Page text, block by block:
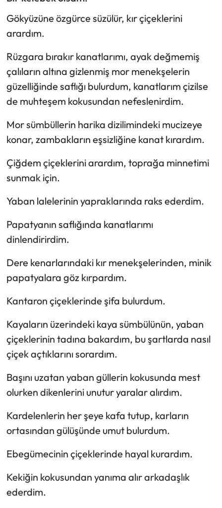
Gökyüzüne özgürce süzülür, kır çiçeklerini
arardım.
Rüzgara bırakır kanatlarımı, ayak değmemiş
çalıların altına gizlenmiş mor menekşelerin
güzelliğinde saflığı bulurdum, kanatlarım çizilse
de muhteşem kokusundan nefeslenirdim.
Mor sümbüllerin harika dizilimindeki mucizeye
konar, zambakların eşsizliğine kanat kırardım.
Çiğdem çiçeklerini arardım, toprağa minnetimi
sunmak için.
Yaban lalelerinin yapraklarında raks ederdim.
Papatyanın saflığında kanatlarımı
dinlendirirdim.
Dere kenarlarındaki kır menekşelerinden, minik
papatyalara göz kırpardım.
Kantaron çiçeklerinde şifa bulurdum.
Kayaların üzerindeki kaya sümbülünün, yaban
çiçeklerinin tadına bakardım, bu şartlarda nasıl
çiçek açtıklarını sorardım.
Başını uzatan yaban güllerin kokusunda mest
olurken dikenlerini unutur yaralar alırdım.
Kardelenlerin her şeye kafa tutup, karların
ortasından gülüşünde umut bulurdum.
Ebegümecinin çiçeklerinde hayal kurardım.
Kekiğin kokusundan yanıma alır arkadaşlık
ederdim.
Eğitim
Güncel
İskilip Haberleri
Kargı Haberleri
Kimdir?
Kültür Sanat
Laçin Haberleri
Magazin
Mecitözü Haberleri
Ortaköy Haberleri
Osmancık Haberleri
Resmi İlan
Resmi Reklam
Sağlık
Siyaset
Spor
Sungurlu Haberleri